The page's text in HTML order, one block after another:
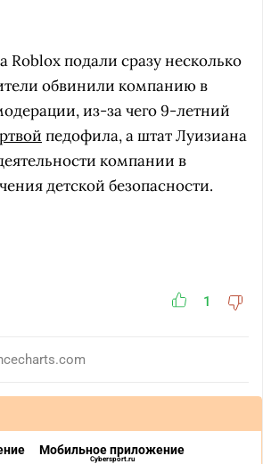
Roblox подали сразу несколько
обвинили компанию в
из-за чего 9-летний
педофила, а штат Луизиана
компании в
детской безопасности.
1
Мобильное приложение
Cybersport.ru